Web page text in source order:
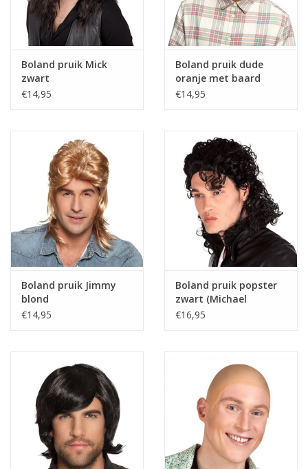
Boland pruik Mick
zwart
€14,95
Boland pruik dude
oranje met baard
€14,95
Boland pruik Jimmy
blond
€14,95
Boland pruik popster
zwart (Michael
Jackson)
€16,95